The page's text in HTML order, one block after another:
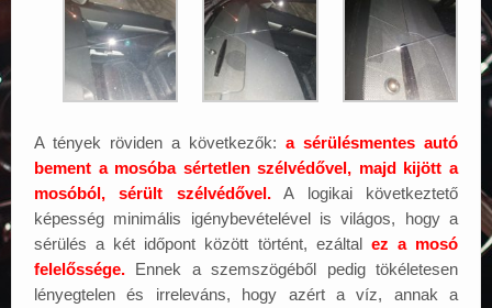
A tények röviden a következők: a sérülésmentes autó
bement a mosóba sértetlen szélvédővel, majd kijött a
mosóból, sérült szélvédővel.A logikai következtető
képesség minimális igénybevételével is világos, hogy a
sérülés a két időpont között történt, ezáltal ez a mosó
felelőssége. Ennek a szemszögéből pedig tökéletesen
lényegtelen és irreleváns, hogy azért a víz, annak a